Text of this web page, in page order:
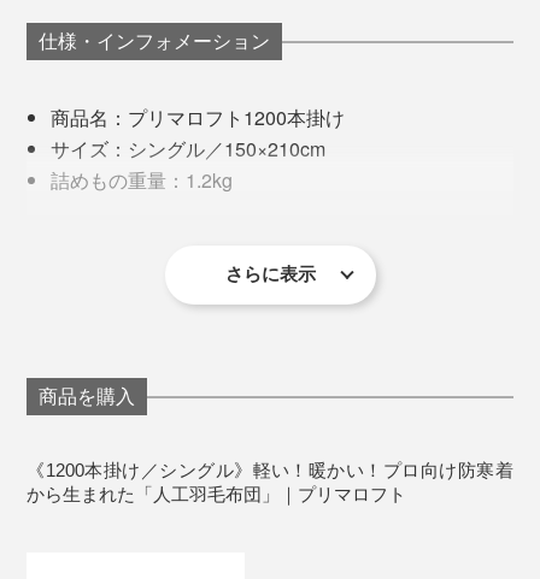
用としてもおすすめ
ので、どうしても薄くなって、熱が逃げやすい場所でし
た。
『プリマロフト』シリーズのキルトパターンは、「400
肌掛け」「800合掛け」「1200本掛け」それぞれサイズ
が違います。
掛布団の重みは感じないのに、体の周りに、“あったか
しかも、掛布団カバーを使わない、タオルケットも使わ
ないで、文字どおり、『プリマロフト』1枚で寝ました
見た目は真っ白でヒヤッとしそうに見えますが、いざ入
ると、柔らかい生地が肌になじんでくれる。朝、目覚め
実は、『プリマロフト』の掛布団を試しているあいだ
ど続いて、ほとんど寝て過ごすハメになってしまったの
ですが、そのおかげで、『プリマロフト』のすごさを痛
仕様・インフォメーション
商品名：プリマロフト1200本掛け
サイズ：シングル／150×210cm
詰めもの重量：1.2kg
［詰めもの］ポリエステル（プリマロフト®）100%
※お手入れできる洗濯機の容量の目安は、シングルサイズ1枚で、容量7kg
以上の洗濯機なら洗えます。ドラム型や洗濯機メーカーによって異なるの
で、お手持ちの洗濯機の取扱説明書で、ご確認をお願いします。
さらに表示
商品を購入
《1200本掛け／シングル》軽い！暖かい！プロ向け防寒着
から生まれた「人工羽毛布団」｜プリマロフト